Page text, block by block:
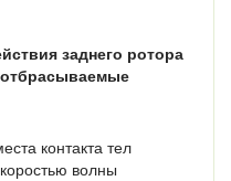
заднего ротора
отбрасываемые
контакта тел
волны